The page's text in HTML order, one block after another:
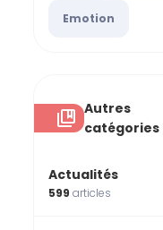
Emotion
Autres
catégories
Actualités
599articles